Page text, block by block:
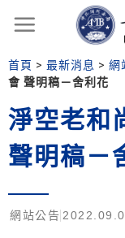
首頁 > 最新消息 > 網
會 聲明稿－舍利花
淨空老和
聲明稿－
網站公告